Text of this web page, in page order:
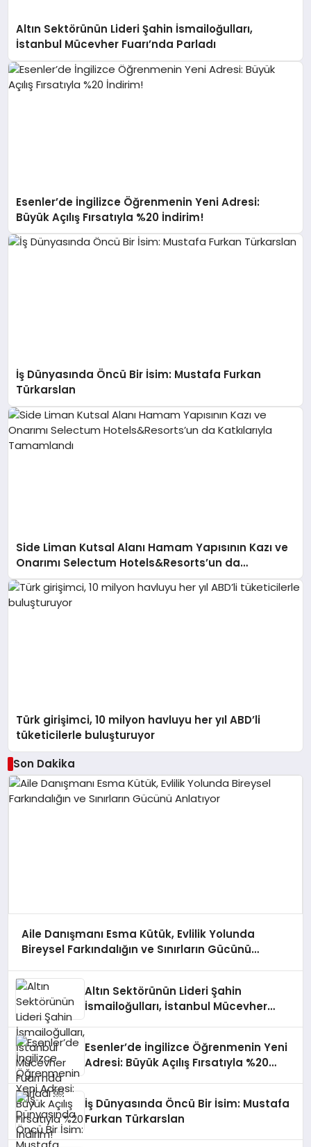
Altın Sektörünün Lideri Şahin İsmailoğulları,
İstanbul Mücevher Fuarı’nda Parladı ￼
Esenler’de İngilizce Öğrenmenin Yeni Adresi:
Büyük Açılış Fırsatıyla %20 İndirim!
İş Dünyasında Öncü Bir İsim: Mustafa Furkan
Türkarslan
Side Liman Kutsal Alanı Hamam Yapısının Kazı ve
Onarımı Selectum Hotels&Resorts’un da
Katkılarıyla Tamamlandı
Türk girişimci, 10 milyon havluyu her yıl ABD’li
tüketicilerle buluşturuyor
Son Dakika
Aile Danışmanı Esma Kütük, Evlilik Yolunda
Bireysel Farkındalığın ve Sınırların Gücünü
Altın Sektörünün Lideri Şahin
İsmailoğulları, İstanbul Mücevher
Esenler’de İngilizce Öğrenmenin Yeni
Adresi: Büyük Açılış Fırsatıyla %20
İş Dünyasında Öncü Bir İsim: Mustafa
Furkan Türkarslan